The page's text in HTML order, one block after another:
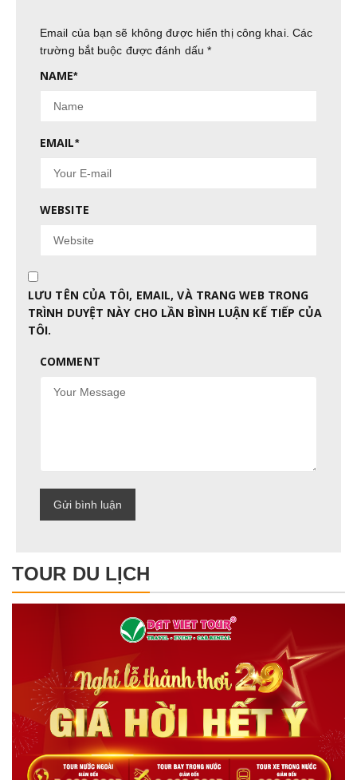
Email của bạn sẽ không được hiển thị công khai. Các
trường bắt buộc được đánh dấu*
NAME*
EMAIL*
WEBSITE
LƯU TÊN CỦA TÔI, EMAIL, VÀ TRANG WEB TRONG
TRÌNH DUYỆT NÀY CHO LẦN BÌNH LUẬN KẾ TIẾP CỦA
TÔI.
COMMENT
TOUR DU LỊCH